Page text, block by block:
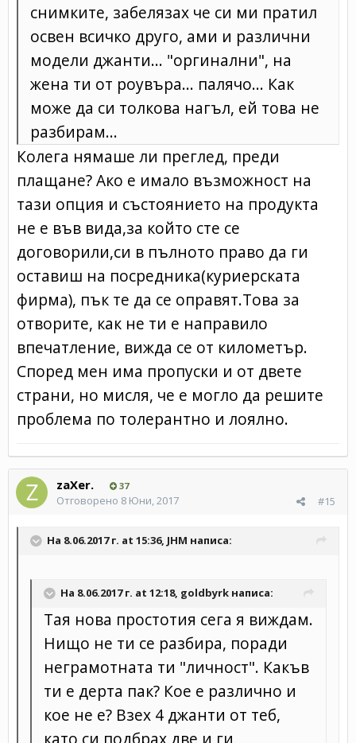
снимките, забелязах че си ми пратил
освен всичко друго, ами и различни
модели джанти... "оргинални", на
жена ти от роувъра... палячо... Как
може да си толкова нагъл, ей това не
разбирам...
Колега нямаше ли преглед, преди
плащане? Ако е имало възможност на
тази опция и състоянието на продукта
не е във вида,за който сте се
договорили,си в пълното право да ги
оставиш на посредника(куриерската
фирма), пък те да се оправят.Това за
отворите, как не ти е направило
впечатление, вижда се от километър.
Според мен има пропуски и от двете
страни, но мисля, че е могло да решите
проблема по толерантно и лоялно.
zaXer. 37
#15
Отговорено 8 Юни, 2017
На 8.06.2017 г. at 15:36, JHM написа:
На 8.06.2017 г. at 12:18, goldbyrk написа:
Тая нова простотия сега я виждам.
Нищо не ти се разбира, поради
неграмотната ти "личност". Какъв
ти е дерта пак? Кое е различно и
кое не е? Взех 4 джанти от теб,
като си подбрах две и ги